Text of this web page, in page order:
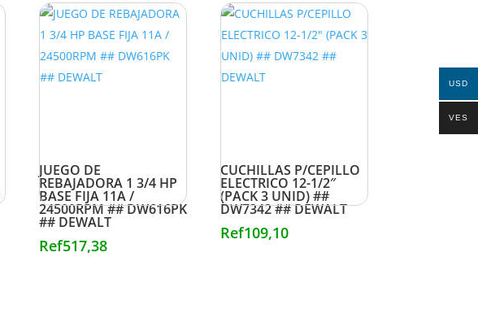
JUEGO DE
REBAJADORA 1 3/4 HP
BASE FIJA 11A /
24500RPM ## DW616PK
## DEWALT
Ref517,38
CUCHILLAS P/CEPILLO
ELECTRICO 12-1/2″
(PACK 3 UNID) ##
DW7342 ## DEWALT
Ref109,10
USD
VES